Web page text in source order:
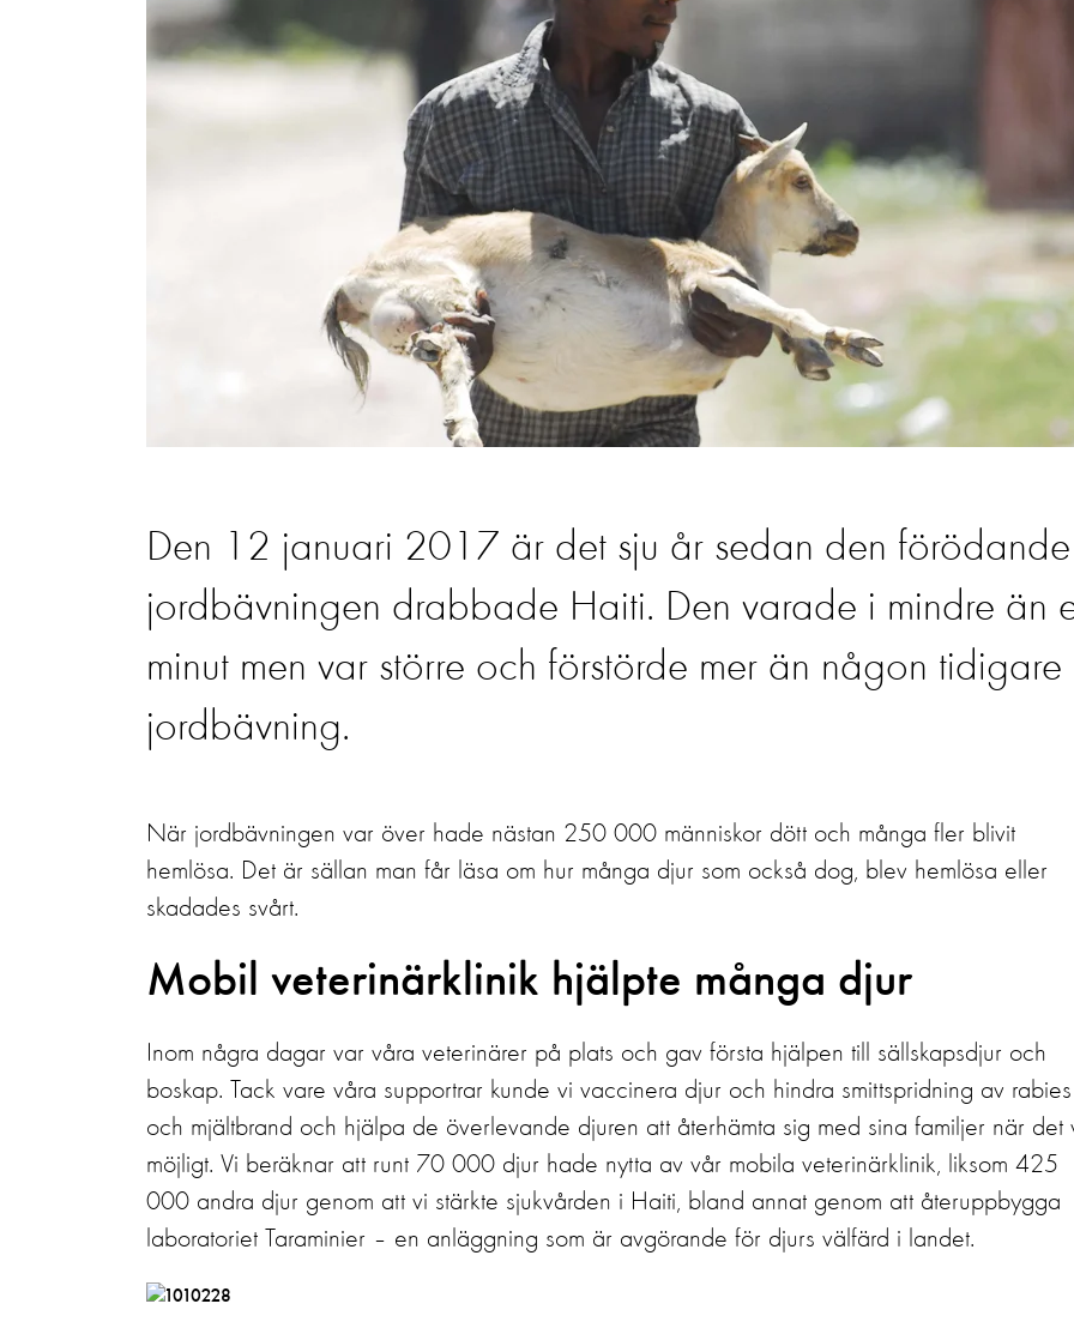
Den 12 januari 2017 är det sju år sedan den förödande
jordbävningen drabbade Haiti. Den varade i mindre än
minut men var större och förstörde mer än någon tidigare
jordbävning.
När jordbävningen var över hade nästan 250 000 människor dött och många fler blivit
hemlösa. Det är sällan man får läsa om hur många djur som också dog, blev hemlösa eller
skadades svårt.
Mobil veterinärklinik hjälpte många djur
Inom några dagar var våra veterinärer på plats och gav första hjälpen till sällskapsdjur och
boskap. Tack vare våra supportrar kunde vi vaccinera djur och hindra smittspridning av rabies
och mjältbrand och hjälpa de överlevande djuren att återhämta sig med sina familjer när det
möjligt. Vi beräknar att runt 70 000 djur hade nytta av vår mobila veterinärklinik, liksom 425
000 andra djur genom att vi stärkte sjukvården i Haiti, bland annat genom att återuppbygga
laboratoriet Taraminier – en anläggning som är avgörande för djurs välfärd i landet.